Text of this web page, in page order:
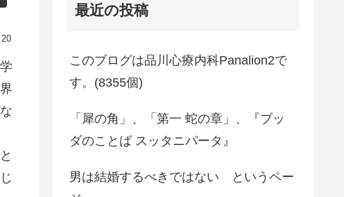
最近の投稿
このブログは品川心療内科Panalion2で
す。(8355個)
「犀の角」、「第一 蛇の章」、『ブッ
ダのことば スッタニパータ』
男は結婚するべきではない というペー